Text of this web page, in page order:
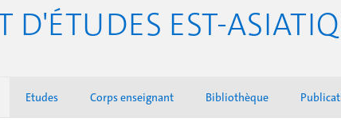
D'ÉTUDES EST-
Etudes Corps enseignant Bibliothèque